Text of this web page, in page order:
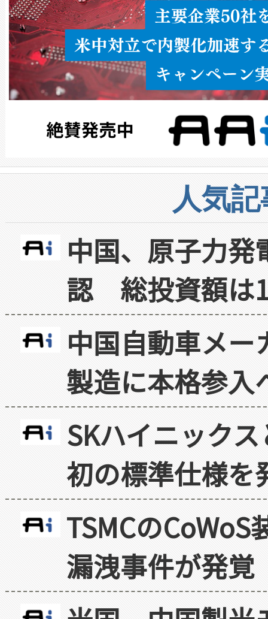
人気
中国、原子力
認 総投資額は
中国自動車メ
製造に本格参入
SKハイニック
初の標準仕様を
TSMCの
漏洩事件が発覚